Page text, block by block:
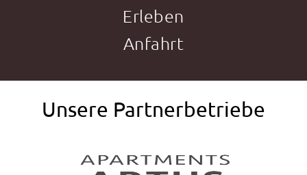
Erleben
Anfahrt
Unsere Partnerbetriebe